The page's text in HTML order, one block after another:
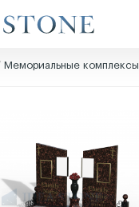
Мемориальные комплексы